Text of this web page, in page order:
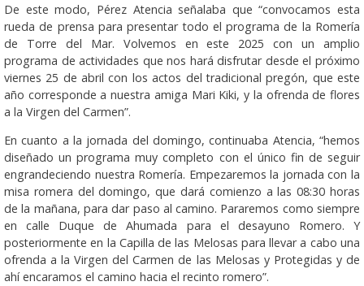
De este modo, Pérez Atencia señalaba que “convocamos esta
rueda de prensa para presentar todo el programa de la Romería
de Torre del Mar. Volvemos en este 2025 con un amplio
programa de actividades que nos hará disfrutar desde el próximo
viernes 25 de abril con los actos del tradicional pregón, que este
año corresponde a nuestra amiga Mari Kiki, y la ofrenda de flores
a la Virgen del Carmen”.
En cuanto a la jornada del domingo, continuaba Atencia, “hemos
diseñado un programa muy completo con el único fin de seguir
engrandeciendo nuestra Romería. Empezaremos la jornada con la
misa romera del domingo, que dará comienzo a las 08:30 horas
de la mañana, para dar paso al camino. Pararemos como siempre
en calle Duque de Ahumada para el desayuno Romero. Y
posteriormente en la Capilla de las Melosas para llevar a cabo una
ofrenda a la Virgen del Carmen de las Melosas y Protegidas y de
ahí encaramos el camino hacia el recinto romero”.